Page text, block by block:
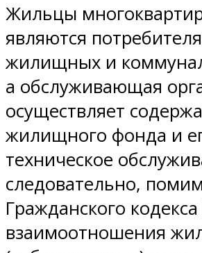
Жильцы
являются
жилищных и
а обслуживающая
осуществляет
жилищного фонда и
техническое
следовательно,
Гражданского
взаимоотношения